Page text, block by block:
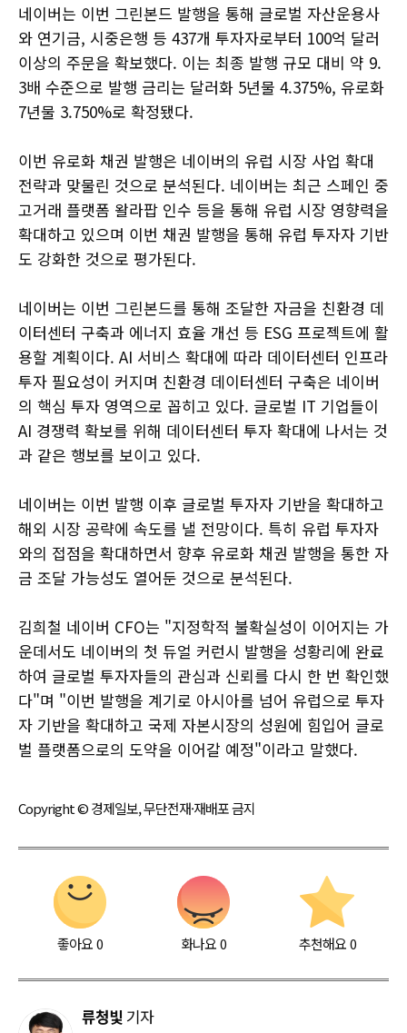
네이버는 이번 그린본드 발행을 통해 글로벌 자산운용사
와 연기금, 시중은행 등 437개 투자자로부터 100억 달러
이상의 주문을 확보했다. 이는 최종 발행 규모 대비 약 9.
3배 수준으로 발행 금리는 달러화 5년물 4.375%, 유로화
7년물 3.750%로 확정됐다.
이번 유로화 채권 발행은 네이버의 유럽 시장 사업 확대
전략과 맞물린 것으로 분석된다. 네이버는 최근 스페인 중
고거래 플랫폼 왈라팝 인수 등을 통해 유럽 시장 영향력을
확대하고 있으며 이번 채권 발행을 통해 유럽 투자자 기반
도 강화한 것으로 평가된다.
네이버는 이번 그린본드를 통해 조달한 자금을 친환경 데
이터센터 구축과 에너지 효율 개선 등 ESG 프로젝트에 활
용할 계획이다. AI 서비스 확대에 따라 데이터센터 인프라
투자 필요성이 커지며 친환경 데이터센터 구축은 네이버
의 핵심 투자 영역으로 꼽히고 있다. 글로벌 IT 기업들이
AI 경쟁력 확보를 위해 데이터센터 투자 확대에 나서는 것
과 같은 행보를 보이고 있다.
네이버는 이번 발행 이후 글로벌 투자자 기반을 확대하고
해외 시장 공략에 속도를 낼 전망이다. 특히 유럽 투자자
와의 접점을 확대하면서 향후 유로화 채권 발행을 통한 자
금 조달 가능성도 열어둔 것으로 분석된다.
김희철 네이버 CFO는 "지정학적 불확실성이 이어지는 가
운데서도 네이버의 첫 듀얼 커런시 발행을 성황리에 완료
하여 글로벌 투자자들의 관심과 신뢰를 다시 한 번 확인했
다"며 "이번 발행을 계기로 아시아를 넘어 유럽으로 투자
자 기반을 확대하고 국제 자본시장의 성원에 힘입어 글로
벌 플랫폼으로의 도약을 이어갈 예정"이라고 말했다.
Copyright © 경제일보, 무단전재·재배포 금지
좋아요0 화나요0 추천해요 0
류청빛 기자